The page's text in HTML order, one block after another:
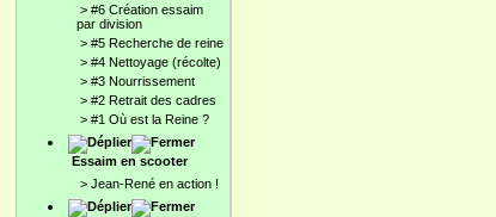
> #6 Création essaim
par division
> #5 Recherche de reine
> #4 Nettoyage (récolte)
> #3 Nourrissement
> #2 Retrait des cadres
> #1 Où est la Reine ?
Essaim en scooter
> Jean-René en action !